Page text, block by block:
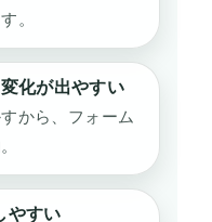
。
化が出やすい
から、フォーム
やすい